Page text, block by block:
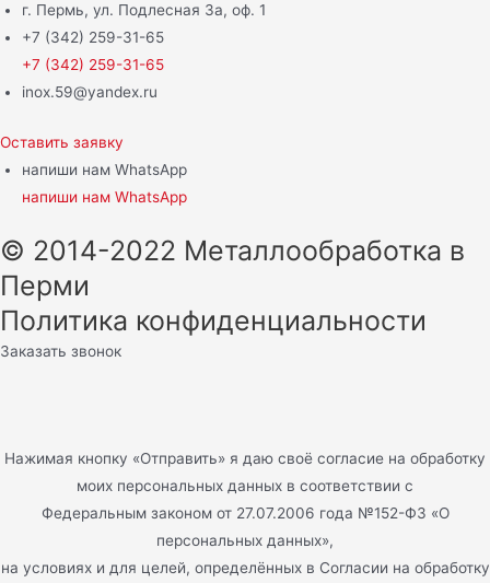
г. Пермь, ул. Подлесная 3а, оф. 1
+7 (342) 259-31-65
+7 (342) 259-31-65
inox.59@yandex.ru
Оставить заявку
напиши нам WhatsApp
напиши нам WhatsApp
© 2014-2022 Металлообработка в
Перми
Политика конфиденциальности
Заказать звонок
Нажимая кнопку «Отправить» я даю своё согласие на обработку
моих персональных данных в соответствии с
Федеральным законом от 27.07.2006 года №152-ФЗ «О
персональных данных»,
на условиях и для целей, определённых в Согласии на обработку